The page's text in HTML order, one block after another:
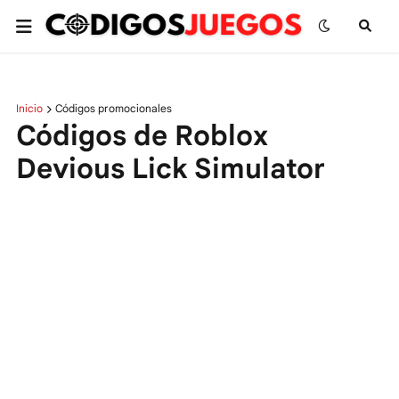
Inicio Códigos promocionales
Códigos de Roblox
Devious Lick Simulator